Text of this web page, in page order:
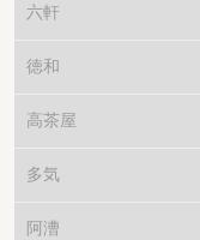
六軒
徳和
高茶屋
多気
阿漕